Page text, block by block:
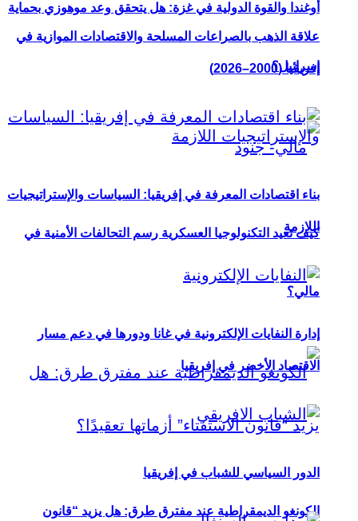
أوغندا والقوة الدولية في غزة: هل يتحقق وعد موهوزي بحماية
إسرائيل؟
كيف تعيد التكنولوجيا العسكرية رسم التحالفات الأمنية في
مالي؟
الكونغو الديمقراطية عند مفترق طرق: هل يزيد “قانون
علاقة الذهب بالصراعات المسلحة والاقتصادات الموازية في
إفريقيا (2000–2026)
بناء اقتصادات المعرفة في إفريقيا: السياسات والإستراتيجيات
اللازمة
إدارة النفايات الإلكترونية في غانا ودورها في دعم مسار
الاقتصاد الأخضر في إفريقيا
الدور السياسي للشباب في إفريقيا